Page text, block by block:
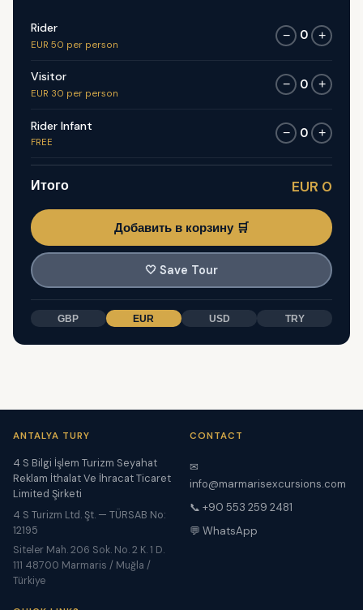
Rider
EUR 50 per person
− 0 +
Visitor
EUR 30 per person
− 0 +
Rider Infant
FREE
− 0 +
Итого EUR 0
Добавить в корзину 🛒
🤍 Save Tour
GBP EUR USD TRY
ANTALYA TURY
4 S Bilgi İşlem Turizm Seyahat
Reklam İthalat Ve İhracat Ticaret
Limited Şirketi
4 S Turizm Ltd. Şt. — TÜRSAB No:
12195
Siteler Mah. 206 Sok. No. 2 K. 1 D.
111 48700 Marmaris / Muğla /
Türkiye
CONTACT
✉
info@marmarisexcursions.com
📞 +90 553 259 2481
💬 WhatsApp